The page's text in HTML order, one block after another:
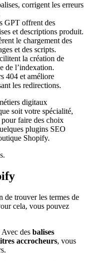
corrigent les erreurs
GPT offrent des
et descriptions produit.
le chargement des
et des scripts.
la création de
de l’indexation.
404 et améliore
les redirections.
digitaux
soit votre spécialité,
faire des choix
plugins SEO
Shopify.
de trouver les termes de
cela, vous pouvez
des balises
accrocheurs, vous